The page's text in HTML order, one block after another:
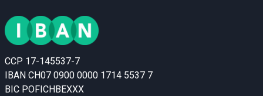
CCP 17-145537-7
IBAN CH07 0900 0000 1714 5537 7
BIC POFICHBEXXX